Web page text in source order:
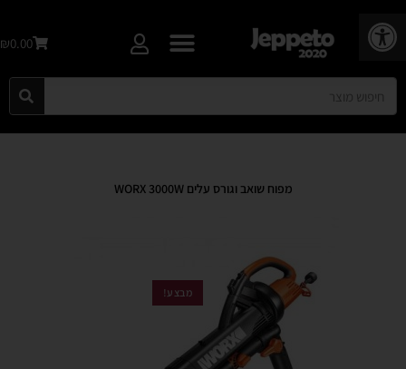
פתח סרגל נגישות
₪0.00
מפוח שואב וגורס עלים WORX 3000W
מבצע!